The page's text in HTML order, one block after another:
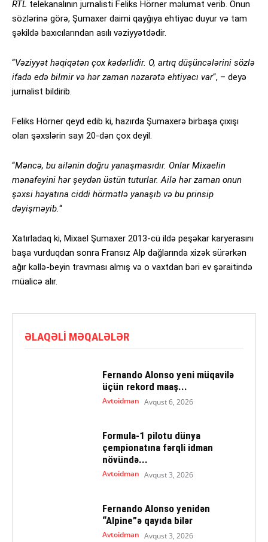
RTL telekanalının jurnalisti Feliks Hörner məlumat verib. Onun
sözlərinə görə, Şumaxer daimi qayğıya ehtiyac duyur və tam
şəkildə baxıcılarından asılı vəziyyətdədir.
“Vəziyyət həqiqətən çox kədərlidir. O, artıq düşüncələrini sözlə
ifadə edə bilmir və hər zaman nəzarətə ehtiyacı var“, – deyə
jurnalist bildirib.
Feliks Hörner qeyd edib ki, hazırda Şumaxerə birbaşa çıxışı
olan şəxslərin sayı 20-dən çox deyil.
“Məncə, bu ailənin doğru yanaşmasıdır. Onlar Mixaelin
mənafeyini hər şeydən üstün tuturlar. Ailə hər zaman onun
şəxsi həyatına ciddi hörmətlə yanaşıb və bu prinsip
dəyişməyib. “
Xatırladaq ki, Mixael Şumaxer 2013-cü ildə peşəkar karyerasını
başa vurduqdan sonra Fransız Alp dağlarında xizək sürərkən
ağır kəllə-beyin travması almış və o vaxtdan bəri ev şəraitində
müalicə alır.
ƏLAQƏLI MƏQALƏLƏR
Fernando Alonso yeni müqavilə
üçün rekord maaş...
Avtoidman Avqust 6, 2026
Formula-1 pilotu dünya
çempionatına fərqli idman
növündə...
Avtoidman Avqust 3, 2026
Fernando Alonso yenidən
“Alpine”ə qayıda bilər
Avtoidman Avqust 3, 2026